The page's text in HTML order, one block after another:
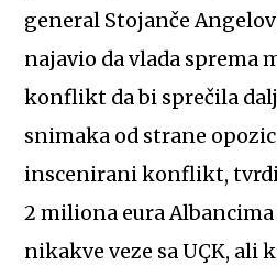
general Stojanče
najavio da vlada sprema
konflikt da bi sprečila
snimaka od strane
inscenirani konflikt,
2 miliona eura
nikakve veze sa UÇK, ali